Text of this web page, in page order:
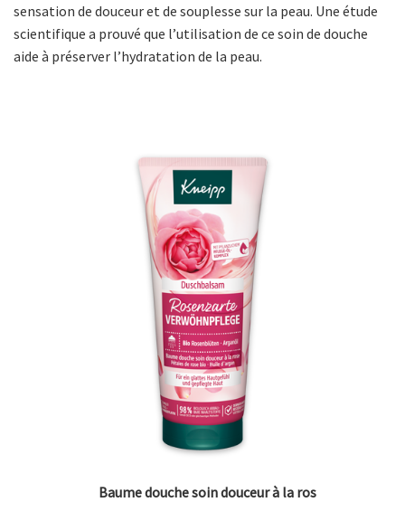
sensation de douceur et de souplesse sur la peau. Une étude
scientifique a prouvé que l’utilisation de ce soin de douche
aide à préserver l’hydratation de la peau.
Baume douche soin douceur à la ros